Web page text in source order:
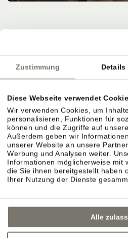
Zustimmung Details
Diese Webseite verwendet
Wir verwenden Cookies, um
personalisieren, Funktionen für
können und die Zugriffe auf
Außerdem geben wir
unserer Website an unsere
Werbung und Analysen weiter.
Informationen möglicherweise mit
die Sie ihnen bereitgestellt haben
Ihrer Nutzung der Dienste
Alle
powered by
Kauf
Informationen zum